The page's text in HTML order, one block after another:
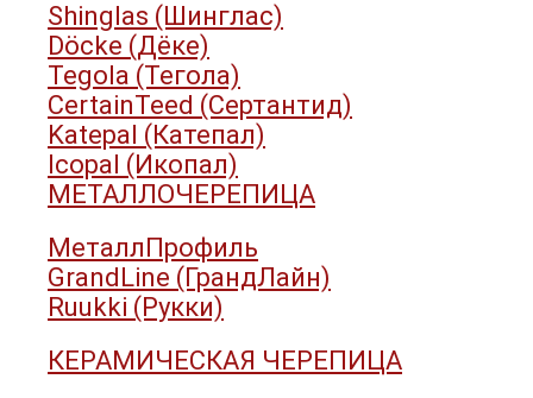
Shinglas (Шинглас)
Döcke (Дёке)
Tegola (Тегола)
CertainTeed (Сертантид)
Katepal (Катепал)
Icopal (Икопал)
МЕТАЛЛОЧЕРЕПИЦА
МеталлПрофиль
GrandLine (ГрандЛайн)
Ruukki (Рукки)
КЕРАМИЧЕСКАЯ ЧЕРЕПИЦА